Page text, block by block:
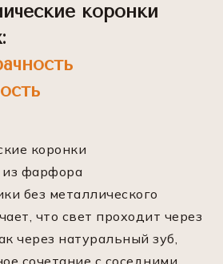
коронки
коронки
из фарфора
без металлического
что свет проходит через
через натуральный зуб,
сочетание с соседними